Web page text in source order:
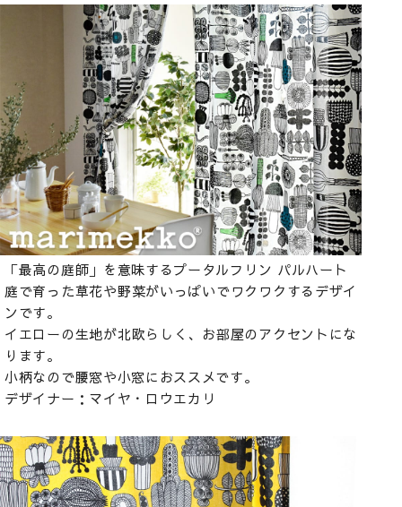
「最高の庭師」を意味するプータルフリン パルハート
庭で育った草花や野菜がいっぱいでワクワクするデザイ
ンです。
イエローの生地が北欧らしく、お部屋のアクセントにな
ります。
小柄なので腰窓や小窓におススメです。
デザイナー：マイヤ・ロウエカリ